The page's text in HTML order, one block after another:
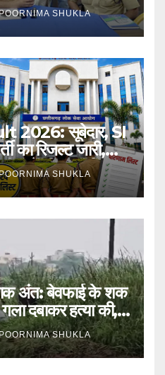
SHUKLA
2026: सूबेदार, SI
का रिजल्ट जारी,
के लिए चयनित…
SHUKLA
अंत: बेवफाई के शक
दबाकर हत्या की,
SHUKLA